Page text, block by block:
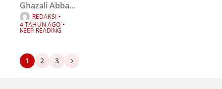
simpati
Ghazali Abbas
Adan"Sesungg
uhnya agama
disisi Allah
adalah Islam"
REDAKSI
4 TAHUN AGO
KEEP READING
1 2 3